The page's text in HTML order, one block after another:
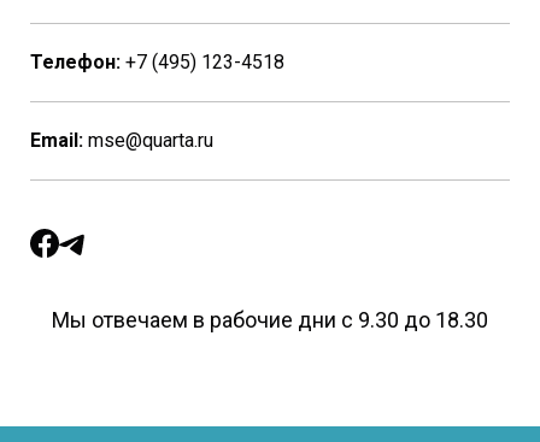
Телефон: +7 (495) 123-4518
Email: mse@quarta.ru
Мы отвечаем в рабочие дни с 9.30 до 18.30